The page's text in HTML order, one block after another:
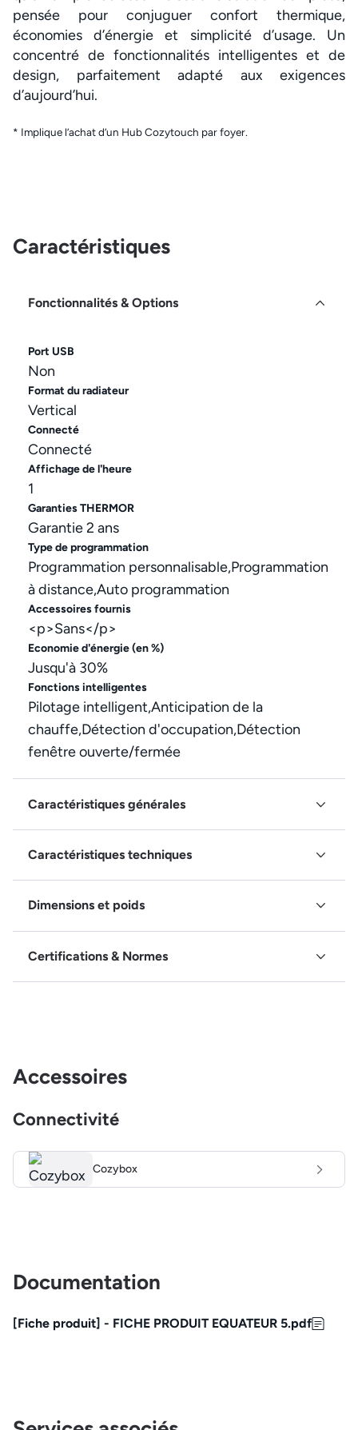
pensée pour conjuguer confort thermique,
économies d’énergie et simplicité d’usage. Un
concentré de fonctionnalités intelligentes et de
design, parfaitement adapté aux exigences
d’aujourd’hui.
* Implique l’achat d’un Hub Cozytouch par foyer.
Caractéristiques
Fonctionnalités & Options
Port USB
Non
Format du radiateur
Vertical
Connecté
Connecté
Affichage de l'heure
1
Garanties THERMOR
Garantie 2 ans
Type de programmation
Programmation personnalisable,Programmation
à distance,Auto programmation
Accessoires fournis
<p>Sans</p>
Economie d'énergie (en %)
Jusqu'à 30%
Fonctions intelligentes
Pilotage intelligent,Anticipation de la
chauffe,Détection d'occupation,Détection
fenêtre ouverte/fermée
Caractéristiques générales
Caractéristiques techniques
Dimensions et poids
Certifications & Normes
Accessoires
Connectivité
Cozybox
Documentation
[Fiche produit] - FICHE PRODUIT EQUATEUR 5.pdf